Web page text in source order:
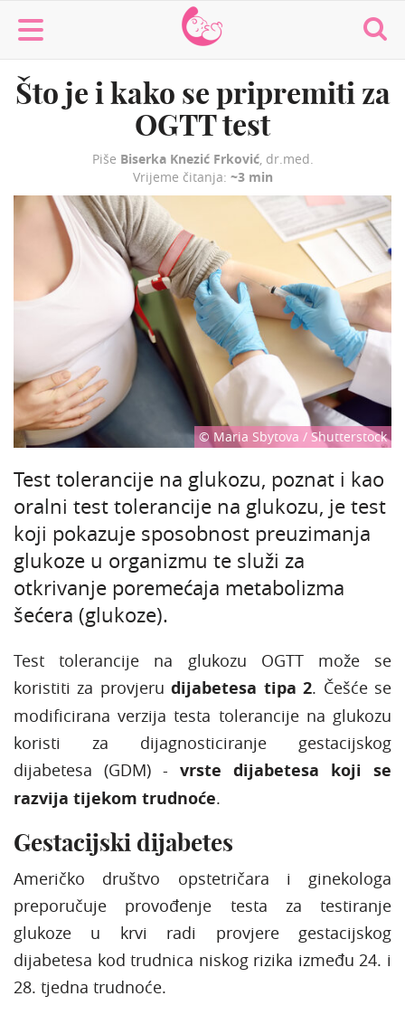
MaminaMaza
Što je i kako se pripremiti za
OGTT test
Piše Biserka Knezić Frković, dr.med.
Vrijeme čitanja: ~3 min
© Maria Sbytova / Shutterstock
Test tolerancije na glukozu, poznat i kao
oralni test tolerancije na glukozu, je test
koji pokazuje sposobnost preuzimanja
glukoze u organizmu te služi za
otkrivanje poremećaja metabolizma
šećera (glukoze).
Test tolerancije na glukozu OGTT može se
koristiti za provjerudijabetesa tipa 2. Češće se
modificirana verzija testa tolerancije na glukozu
koristi za dijagnosticiranje gestacijskog
dijabetesa (GDM) - vrste dijabetesa koji se
razvija tijekom trudnoće.
Gestacijski dijabetes
Američko društvo opstetričara i ginekologa
preporučuje provođenje testa za testiranje
glukoze u krvi radi provjere gestacijskog
dijabetesa kod trudnica niskog rizika između 24. i
28. tjedna trudnoće.